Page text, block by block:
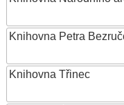
Knihovna Petra
Knihovna Třinec